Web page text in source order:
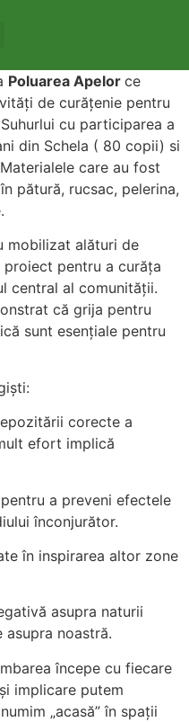
Poluarea Apelor ce
de curățenie pentru
cu participarea a
din Schela ( 80 copii) si
care au fost
pătură, rucsac, pelerina,
mobilizat alături de
pentru a curăța
central al comunității.
că grija pentru
sunt esențiale pentru
corecte a
efort implică
a preveni efectele
înconjurător.
în inspirarea altor zone
asupra naturii
noastră.
începe cu fiecare
implicare putem
„acasă” în spații